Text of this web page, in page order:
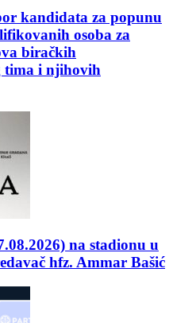
kandidata za popunu
osoba za
biračkih
tima i njihovih
na stadionu u
hfz. Ammar Bašić